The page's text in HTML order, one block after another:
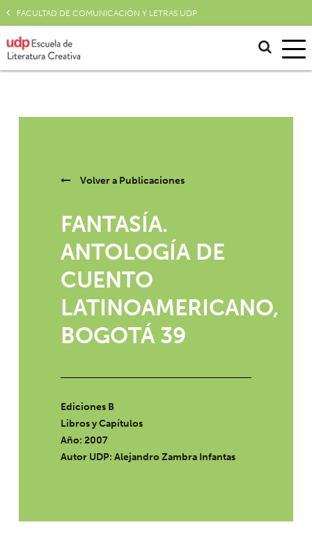
FACULTAD DE COMUNICACIÓN Y LETRAS UDP
Volver a Publicaciones
FANTASÍA.
ANTOLOGÍA DE
CUENTO
LATINOAMERICANO,
BOGOTÁ 39
Ediciones B
Libros y Capítulos
Año: 2007
Autor UDP: Alejandro Zambra Infantas